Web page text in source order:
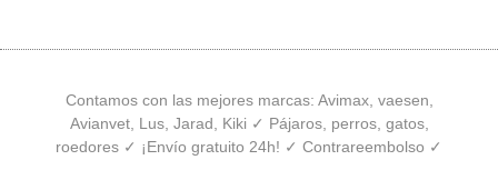
Contamos con las mejores marcas: Avimax, vaesen,
Avianvet, Lus, Jarad, Kiki ✓ Pájaros, perros, gatos,
roedores ✓ ¡Envío gratuito 24h! ✓ Contrareembolso ✓